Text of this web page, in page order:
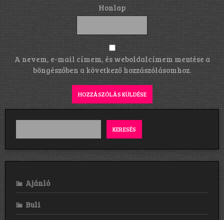
Honlap
A nevem, e-mail címem, és weboldalcímem mentése a
böngészőben a következő hozzászólásomhoz.
KERESÉS
Ajánló
Buli